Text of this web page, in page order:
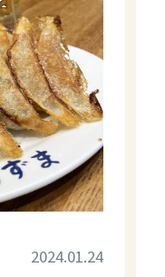
2024.01.24